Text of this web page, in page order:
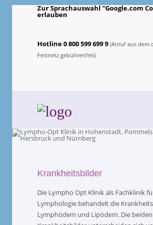
Zur Sprachauswahl "Google.com
erlauben
Hotline 0 800 599 699 9 (Anruf aus dem
Festnetz gebührenfrei)
Krankheitsbilder
Die Lympho Opt Klinik als Fachklinik
Lymphologie behandelt die
Lymphödem und Lipödem. Die beiden